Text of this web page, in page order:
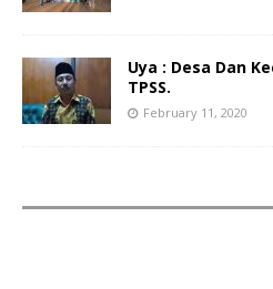
Uya : Desa Dan
TPSS.
February 11, 2020